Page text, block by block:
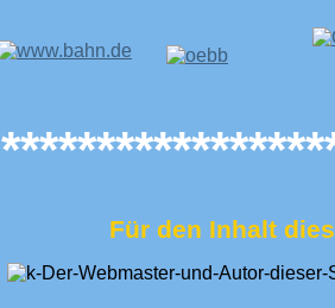
Für den Inhalt